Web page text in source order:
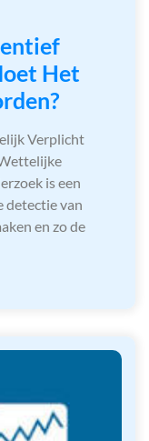
Het
Verplicht
is een
detectie van
en zo de